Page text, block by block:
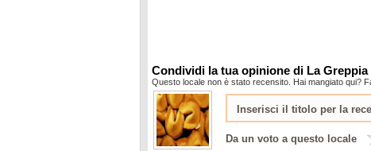
Condividi la tua opinione di La Greppia
Questo locale non è stato recensito. Hai mangiato qui?
Da un voto a questo locale